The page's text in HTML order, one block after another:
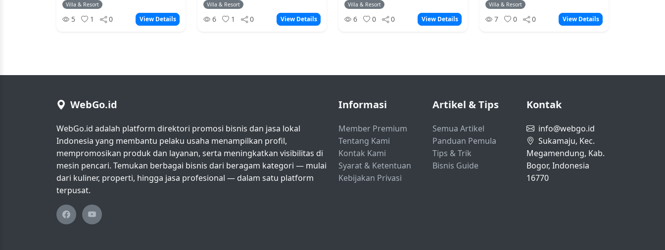
Villa & Resort
5 1 0 View Details
Villa & Resort
6 1 0 View Details
Villa & Resort
6 0 0 View Details
Villa & Resort
7 0 0 View Details
WebGo.id
WebGo.id adalah platform direktori promosi bisnis dan jasa lokal
Indonesia yang membantu pelaku usaha menampilkan profil,
mempromosikan produk dan layanan, serta meningkatkan visibilitas di
mesin pencari. Temukan berbagai bisnis dari beragam kategori — mulai
dari kuliner, properti, hingga jasa profesional — dalam satu platform
terpusat.
Informasi
Member Premium
Tentang Kami
Kontak Kami
Syarat & Ketentuan
Kebijakan Privasi
Artikel & Tips
Semua Artikel
Panduan Pemula
Tips & Trik
Bisnis Guide
Kontak
info@webgo.id
Sukamaju, Kec.
Megamendung, Kab.
Bogor, Indonesia
16770